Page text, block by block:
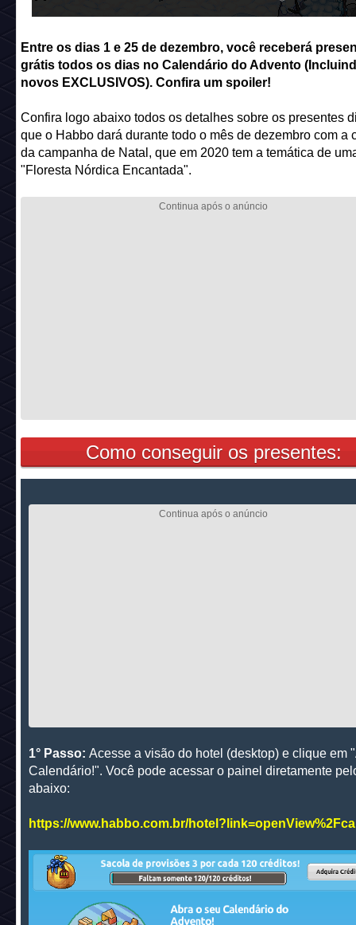
Entre os dias 1 e 25 de dezembro, você receberá
grátis todos os dias no Calendário do Advento
novos EXCLUSIVOS). Confira um spoiler!
Confira logo abaixo todos os detalhes sobre os presentes
que o Habbo dará durante todo o mês de dezembro com a
da campanha de Natal, que em 2020 tem a temática de
"Floresta Nórdica Encantada".
Como conseguir os presentes:
1° Passo: Acesse a visão do hotel (desktop) e clique em
Calendário!". Você pode acessar o painel diretamente
abaixo:
https://www.habbo.com.br/